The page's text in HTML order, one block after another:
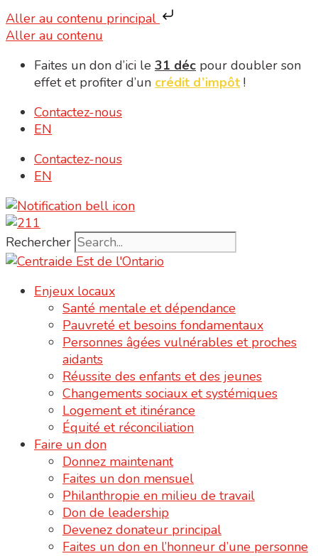
Aller au contenu principal
Aller au contenu
Faites un don d’ici le 31 déc pour doubler son
effet et profiter d’un crédit d’impôt !
Contactez-nous
EN
Contactez-nous
EN
Rechercher
Enjeux locaux
Santé mentale et dépendance
Pauvreté et besoins fondamentaux
Personnes âgées vulnérables et proches
aidants
Réussite des enfants et des jeunes
Changements sociaux et systémiques
Logement et itinérance
Équité et réconciliation
Faire un don
Donnez maintenant
Faites un don mensuel
Philanthropie en milieu de travail
Don de leadership
Devenez donateur principal
Faites un don en l’honneur d’une personne